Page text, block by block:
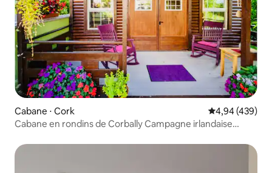
Cabane ⋅ Cork Évaluation
4,94 (439)
Cabane en rondins de Corbally Campagne irlandaise